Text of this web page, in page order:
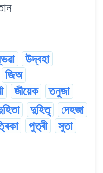
উদ্বহা
জিঅ
জীয়েক
তনুজা
দুহিতৃ
দেহজা
পুত্ৰী সুতা